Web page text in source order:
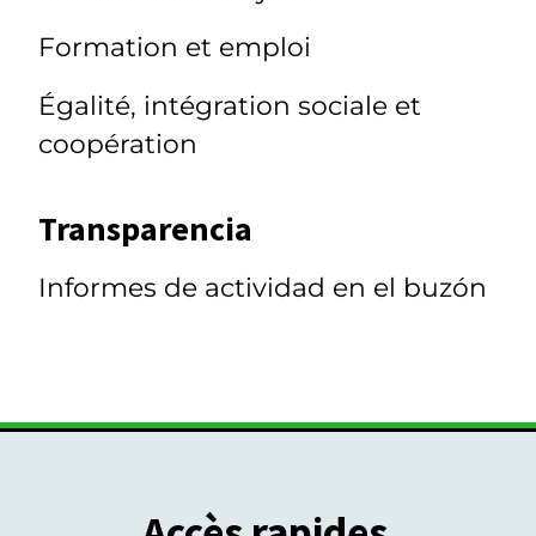
Formation et emploi
Égalité, intégration sociale et
coopération
Transparencia
Informes de actividad en el buzón